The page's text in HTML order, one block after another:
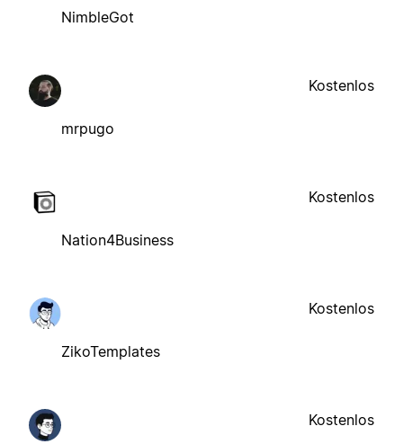
NimbleGot
mrpugo
Kostenlos
Nation4Business
Kostenlos
ZikoTemplates
Kostenlos
Kostenlos